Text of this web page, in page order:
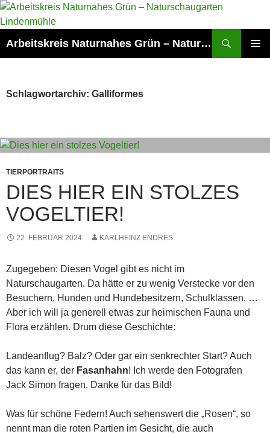
Zum
Inhalt
Arbeitskreis Naturnahes Grün – Naturschaugarten Lindenmühle
Schlagwortarchiv: Galliformes
TIERPORTRAITS
DIES HIER EIN STOLZES
VOGELTIER!
22. FEBRUAR 2024 KARLHEINZ ENDRES
Zugegeben: Diesen Vogel gibt es nicht im
Naturschaugarten. Da hätte er zu wenig Verstecke vor den
Besuchern, Hunden und Hundebesitzern, Schulklassen, …
Aber ich will ja generell etwas zur heimischen Fauna und
Flora erzählen. Drum diese Geschichte:
Landeanflug? Balz? Oder gar ein senkrechter Start? Auch
das kann er, der Fasanhahn! Ich werde den Fotografen
Jack Simon fragen. Danke für das Bild!
Was für schöne Federn! Auch sehenswert die „Rosen“, so
nennt man die roten Partien im Gesicht, die auch